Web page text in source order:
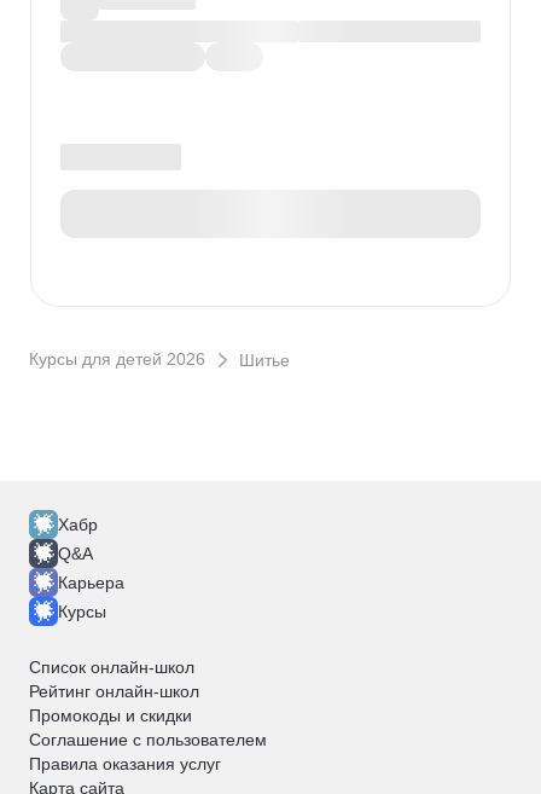
Курсы для детей 2026 Шитье
Хабр
Q&A
Карьера
Курсы
Список онлайн-школ
Рейтинг онлайн-школ
Промокоды и скидки
Соглашение с пользователем
Правила оказания услуг
Карта сайта